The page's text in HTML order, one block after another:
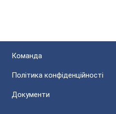
Команда
Політика конфіденційності
Документи